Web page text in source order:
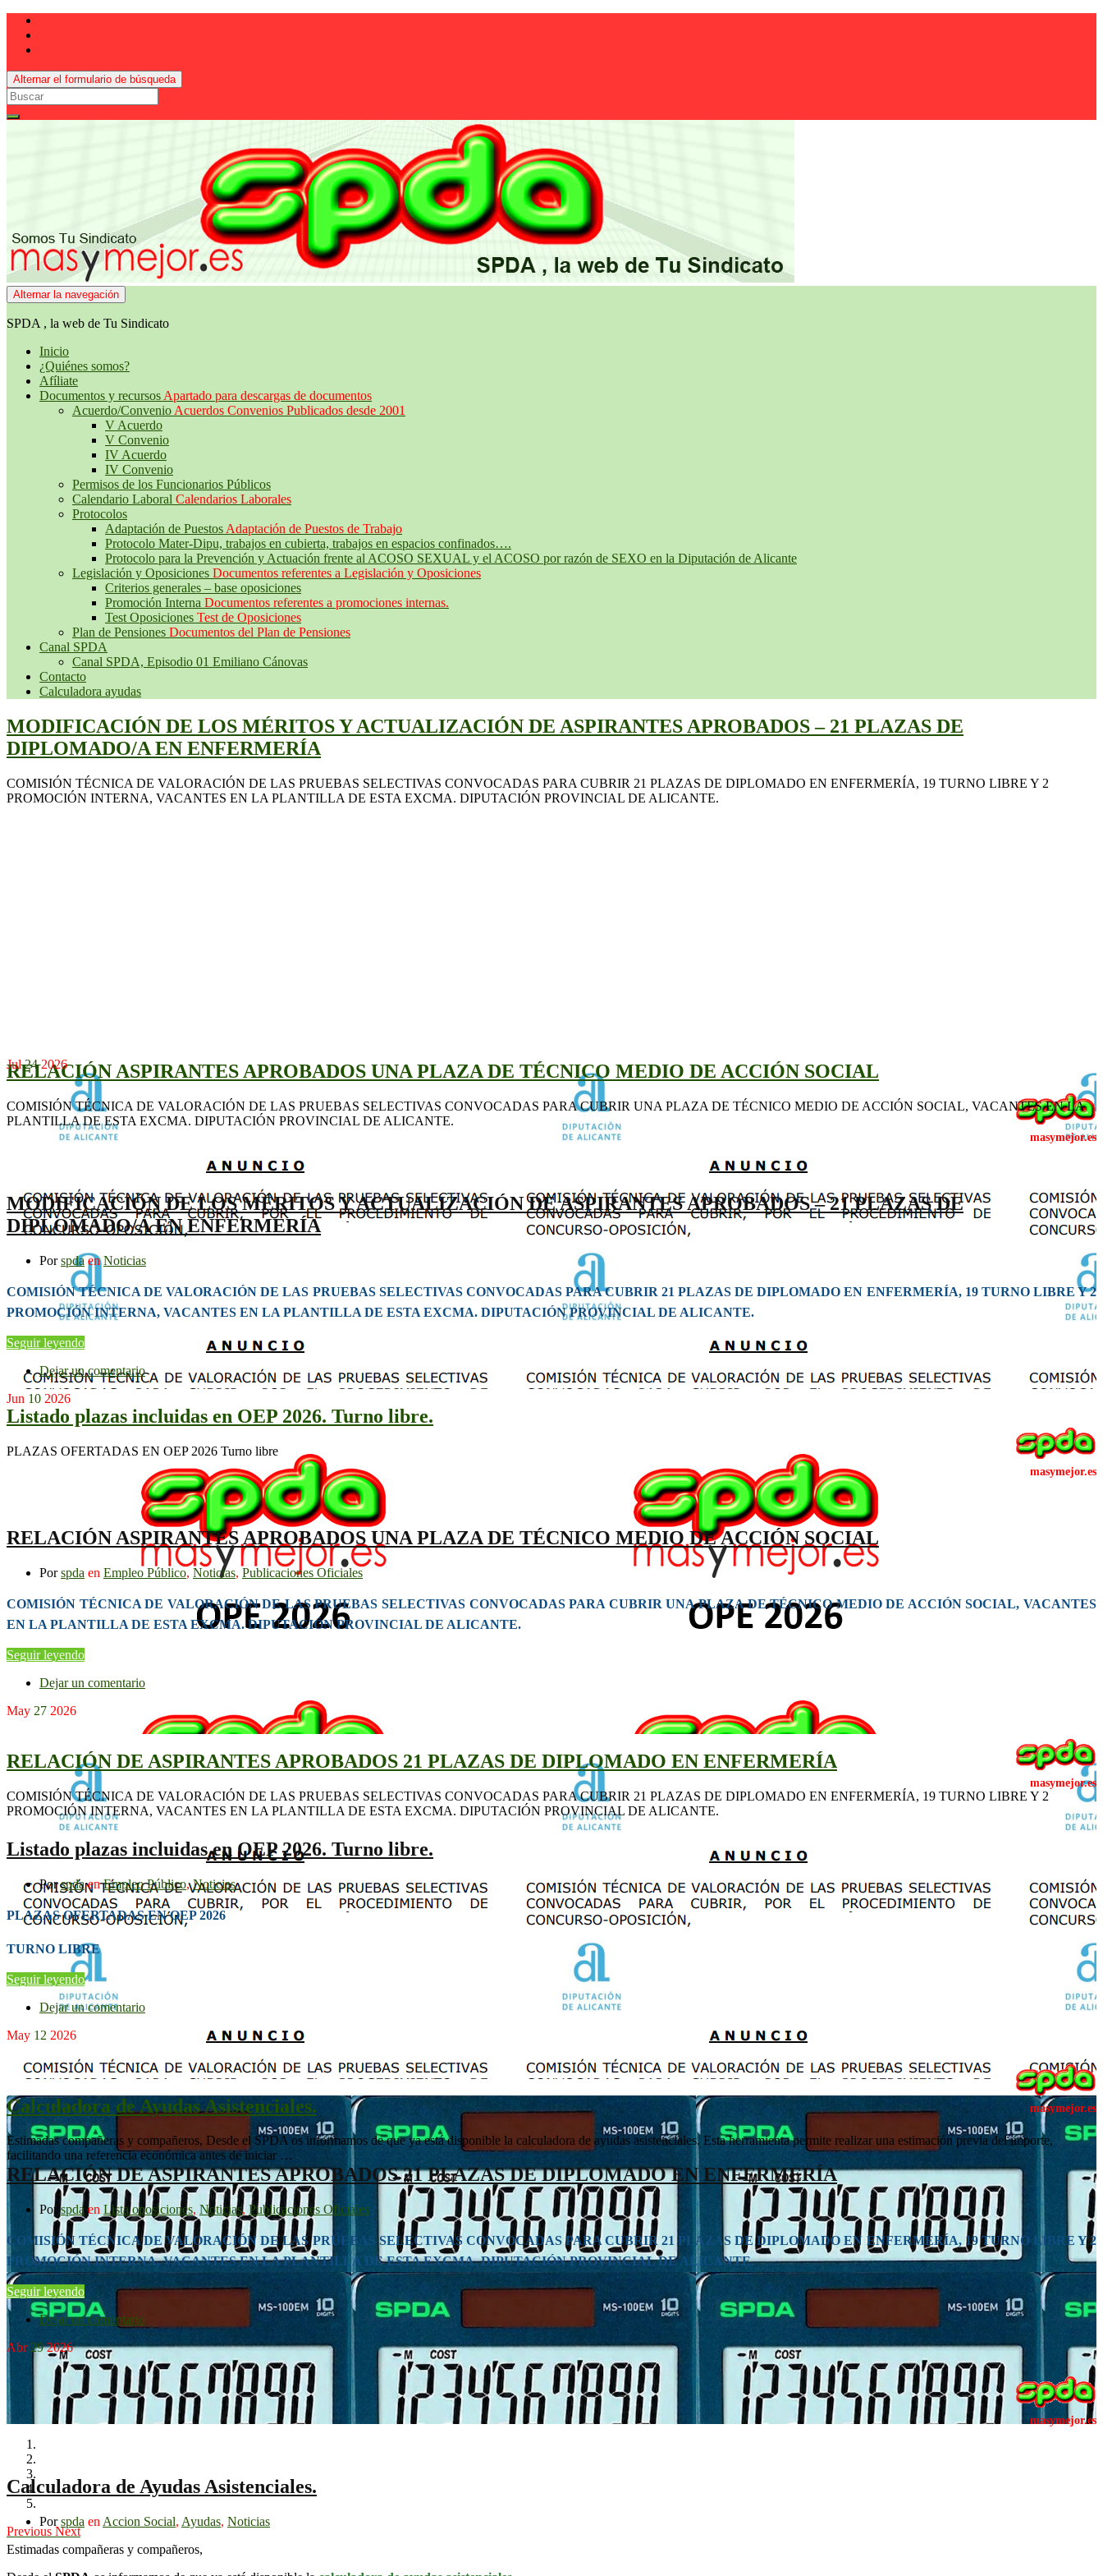
Alternar el formulario de búsqueda
Search
for:
Alternar la navegación
SPDA , la web de Tu Sindicato
Inicio
¿Quiénes somos?
Afíliate
Documentos y recursos Apartado para descargas de documentos
Acuerdo/Convenio Acuerdos Convenios Publicados desde 2001
V Acuerdo
V Convenio
IV Acuerdo
IV Convenio
Permisos de los Funcionarios Públicos
Calendario Laboral Calendarios Laborales
Protocolos
Adaptación de Puestos Adaptación de Puestos de Trabajo
Protocolo Mater-Dipu, trabajos en cubierta, trabajos en espacios confinados….
Protocolo para la Prevención y Actuación frente al ACOSO SEXUAL y el ACOSO por razón de SEXO en la Diputación de Alicante
Legislación y Oposiciones Documentos referentes a Legislación y Oposiciones
Criterios generales – base oposiciones
Promoción Interna Documentos referentes a promociones internas.
Test Oposiciones Test de Oposiciones
Plan de Pensiones Documentos del Plan de Pensiones
Canal SPDA
Canal SPDA, Episodio 01 Emiliano Cánovas
Contacto
Calculadora ayudas
MODIFICACIÓN DE LOS MÉRITOS Y ACTUALIZACIÓN DE ASPIRANTES APROBADOS – 21 PLAZAS DE
DIPLOMADO/A EN ENFERMERÍA
COMISIÓN TÉCNICA DE VALORACIÓN DE LAS PRUEBAS SELECTIVAS CONVOCADAS PARA CUBRIR 21 PLAZAS DE DIPLOMADO EN ENFERMERÍA, 19 TURNO LIBRE Y 2
PROMOCIÓN INTERNA, VACANTES EN LA PLANTILLA DE ESTA EXCMA. DIPUTACIÓN PROVINCIAL DE ALICANTE.
RELACIÓN ASPIRANTES APROBADOS UNA PLAZA DE TÉCNICO MEDIO DE ACCIÓN SOCIAL
COMISIÓN TÉCNICA DE VALORACIÓN DE LAS PRUEBAS SELECTIVAS CONVOCADAS PARA CUBRIR UNA PLAZA DE TÉCNICO MEDIO DE ACCIÓN SOCIAL, VACANTES EN LA
PLANTILLA DE ESTA EXCMA. DIPUTACIÓN PROVINCIAL DE ALICANTE.
Listado plazas incluidas en OEP 2026. Turno libre.
PLAZAS OFERTADAS EN OEP 2026 Turno libre
RELACIÓN DE ASPIRANTES APROBADOS 21 PLAZAS DE DIPLOMADO EN ENFERMERÍA
COMISIÓN TÉCNICA DE VALORACIÓN DE LAS PRUEBAS SELECTIVAS CONVOCADAS PARA CUBRIR 21 PLAZAS DE DIPLOMADO EN ENFERMERÍA, 19 TURNO LIBRE Y 2
PROMOCIÓN INTERNA, VACANTES EN LA PLANTILLA DE ESTA EXCMA. DIPUTACIÓN PROVINCIAL DE ALICANTE.
Calculadora de Ayudas Asistenciales.
Estimadas compañeras y compañeros, Desde el SPDA os informamos de que ya está disponible la calculadora de ayudas asistenciales. Esta herramienta permite realizar una estimación previa del importe,
facilitando una referencia económica antes de iniciar …
Previous Next
Jul 24 2026
MODIFICACIÓN DE LOS MÉRITOS Y ACTUALIZACIÓN DE ASPIRANTES APROBADOS – 21 PLAZAS DE
DIPLOMADO/A EN ENFERMERÍA
PorspdaenNoticias
COMISIÓN TÉCNICA DE VALORACIÓN DE LAS PRUEBAS SELECTIVAS CONVOCADAS PARA CUBRIR 21 PLAZAS DE DIPLOMADO EN ENFERMERÍA, 19 TURNO LIBRE Y 2
PROMOCIÓN INTERNA, VACANTES EN LA PLANTILLA DE ESTA EXCMA. DIPUTACIÓN PROVINCIAL DE ALICANTE.
Seguir leyendo
Dejar un comentario
Jun 10 2026
RELACIÓN ASPIRANTES APROBADOS UNA PLAZA DE TÉCNICO MEDIO DE ACCIÓN SOCIAL
Porspda en Empleo Público, Noticias, Publicaciones Oficiales
COMISIÓN TÉCNICA DE VALORACIÓN DE LAS PRUEBAS SELECTIVAS CONVOCADAS PARA CUBRIR UNA PLAZA DE TÉCNICO MEDIO DE ACCIÓN SOCIAL, VACANTES
EN LA PLANTILLA DE ESTA EXCMA. DIPUTACIÓN PROVINCIAL DE ALICANTE.
Seguir leyendo
Dejar un comentario
May 27 2026
Listado plazas incluidas en OEP 2026. Turno libre.
PorspdaenEmpleo Público,Noticias
PLAZAS OFERTADAS EN OEP 2026
TURNO LIBRE
Seguir leyendo
Dejar un comentario
May 12 2026
RELACIÓN DE ASPIRANTES APROBADOS 21 PLAZAS DE DIPLOMADO EN ENFERMERÍA
Porspda en Lista oposiciones, Noticias, Publicaciones Oficiales
COMISIÓN TÉCNICA DE VALORACIÓN DE LAS PRUEBAS SELECTIVAS CONVOCADAS PARA CUBRIR 21 PLAZAS DE DIPLOMADO EN ENFERMERÍA, 19 TURNO LIBRE Y 2
PROMOCIÓN INTERNA, VACANTES EN LA PLANTILLA DE ESTA EXCMA. DIPUTACIÓN PROVINCIAL DE ALICANTE.
Seguir leyendo
Dejar un comentario
Abr 29 2026
Calculadora de Ayudas Asistenciales.
Porspda en Accion Social, Ayudas, Noticias
Estimadas compañeras y compañeros,